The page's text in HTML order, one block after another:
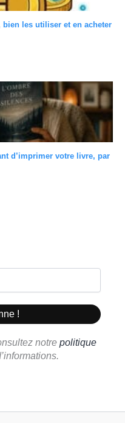
bien les utiliser et en acheter
d’imprimer votre livre, par
notre politique